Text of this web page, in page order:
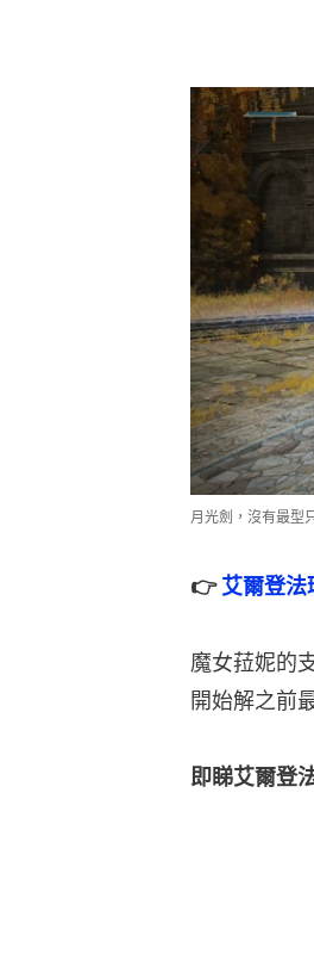
月光劍，沒有最型
👉 艾爾登
魔女菈妮的
開始解之前
即睇艾爾登